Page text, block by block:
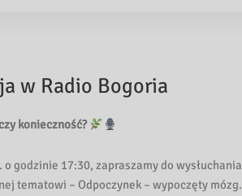
w Radio Bogoria
konieczność?
godzinie 17:30, zapraszamy do wysłuchania
tematowi – Odpoczynek – wypoczęty mózg.